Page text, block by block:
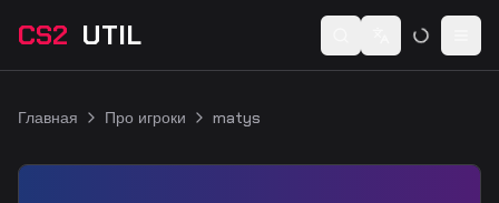
CS2 UTIL Switch language
Главная Про игроки matys